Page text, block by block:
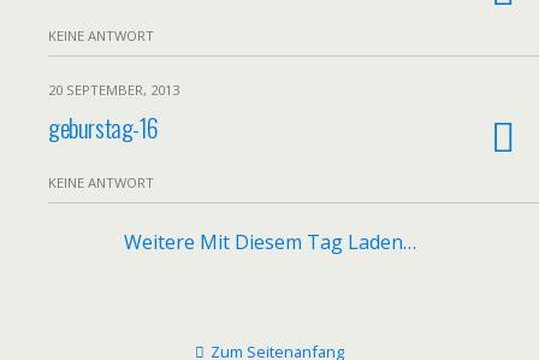
KEINE ANTWORT
20 SEPTEMBER, 2013
geburstag-16
KEINE ANTWORT
Weitere Mit Diesem Tag Laden…
Zum Seitenanfang